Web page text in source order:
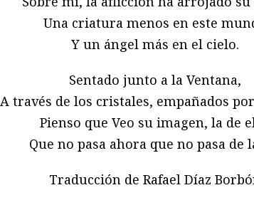
Una criatura menos en este
Y un ángel más en el cielo.
Sentado junto a la Ventana,
A través de los cristales, empañados
Pienso que Veo su imagen, la de
Que no pasa ahora que no pasa de
Traducción de Rafael Díaz